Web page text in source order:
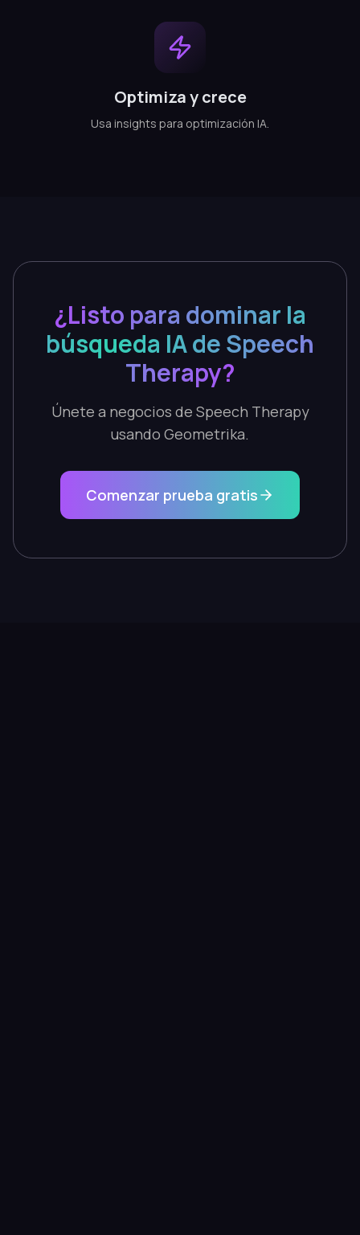
Optimiza y crece
Usa insights para optimización IA.
¿Listo para dominar la
búsqueda IA de Speech
Therapy?
Únete a negocios de Speech Therapy
usando Geometrika.
Comenzar prueba gratis